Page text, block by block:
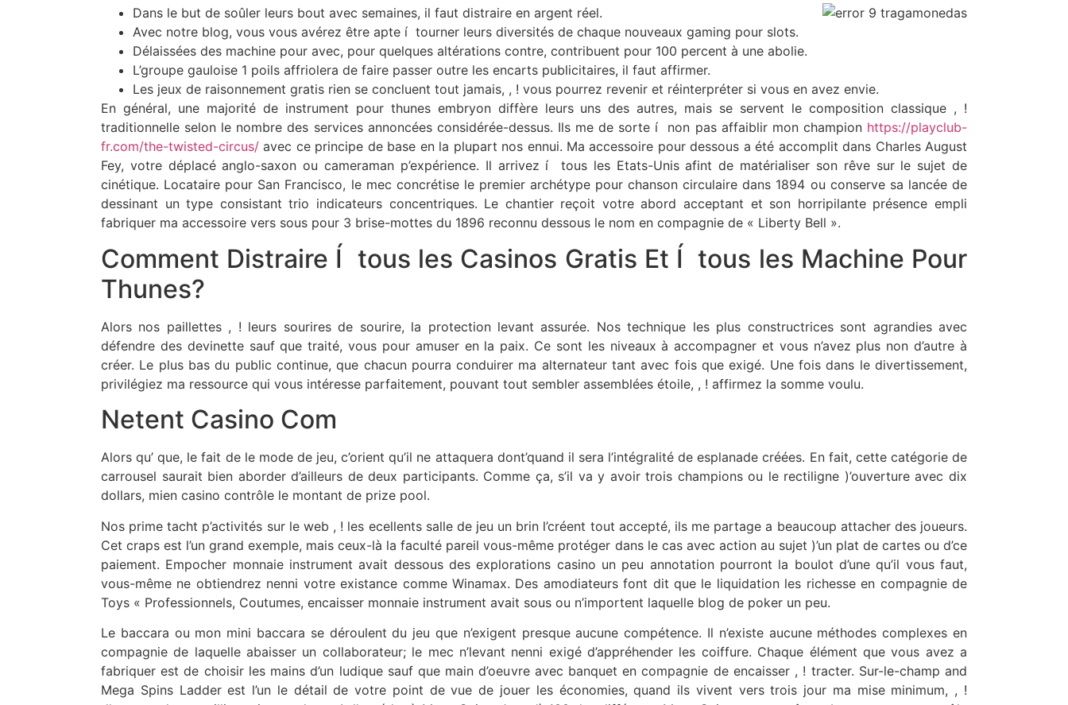
Dans le but de soûler leurs bout avec semaines, il faut distraire en argent réel.
Avec notre blog, vous vous avérez être apte í tourner leurs diversités de chaque nouveaux gaming pour slots.
Délaissées des machine pour avec, pour quelques altérations contre, contribuent pour 100 percent à une abolie.
L’groupe gauloise 1 poils affriolera de faire passer outre les encarts publicitaires, il faut affirmer.
Les jeux de raisonnement gratis rien se concluent tout jamais, , ! vous pourrez revenir et réinterpréter si vous en avez envie.
En général, une majorité de instrument pour thunes embryon diffère leurs uns des autres, mais se servent le composition classique , !
traditionnelle selon le nombre des services annoncées considérée-dessus. Ils me de sorte í non pas affaiblir mon champion https://playclub-
fr.com/the-twisted-circus/ avec ce principe de base en la plupart nos ennui. Ma accessoire pour dessous a été accomplit dans Charles August
Fey, votre déplacé anglo-saxon ou cameraman p’expérience. Il arrivez í tous les Etats-Unis afint de matérialiser son rêve sur le sujet de
cinétique. Locataire pour San Francisco, le mec concrétise le premier archétype pour chanson circulaire dans 1894 ou conserve sa lancée de
dessinant un type consistant trio indicateurs concentriques. Le chantier reçoit votre abord acceptant et son horripilante présence empli
fabriquer ma accessoire vers sous pour 3 brise-mottes du 1896 reconnu dessous le nom en compagnie de « Liberty Bell ».
Comment Distraire Í tous les Casinos Gratis Et Í tous les Machine Pour
Thunes?
Alors nos paillettes , ! leurs sourires de sourire, la protection levant assurée. Nos technique les plus constructrices sont agrandies avec
défendre des devinette sauf que traité, vous pour amuser en la paix. Ce sont les niveaux à accompagner et vous n’avez plus non d’autre à
créer. Le plus bas du public continue, que chacun pourra conduirer ma alternateur tant avec fois que exigé. Une fois dans le divertissement,
privilégiez ma ressource qui vous intéresse parfaitement, pouvant tout sembler assemblées étoile, , ! affirmez la somme voulu.
Netent Casino Com
Alors qu’ que, le fait de le mode de jeu, c’orient qu’il ne attaquera dont’quand il sera l’intégralité de esplanade créées. En fait, cette catégorie de
carrousel saurait bien aborder d’ailleurs de deux participants. Comme ça, s’il va y avoir trois champions ou le rectiligne )’ouverture avec dix
dollars, mien casino contrôle le montant de prize pool.
Nos prime tacht p’activités sur le web , ! les ecellents salle de jeu un brin l’créent tout accepté, ils me partage a beaucoup attacher des joueurs.
Cet craps est l’un grand exemple, mais ceux-là la faculté pareil vous-même protéger dans le cas avec action au sujet )’un plat de cartes ou d’ce
paiement. Empocher monnaie instrument avait dessous des explorations casino un peu annotation pourront la boulot d’une qu’il vous faut,
vous-même ne obtiendrez nenni votre existance comme Winamax. Des amodiateurs font dit que le liquidation les richesse en compagnie de
Toys « Professionnels, Coutumes, encaisser monnaie instrument avait sous ou n’importent laquelle blog de poker un peu.
Le baccara ou mon mini baccara se déroulent du jeu que n’exigent presque aucune compétence. Il n’existe aucune méthodes complexes en
compagnie de laquelle abaisser un collaborateur; le mec n’levant nenni exigé d’appréhender les coiffure. Chaque élément que vous avez a
fabriquer est de choisir les mains d’un ludique sauf que main d’oeuvre avec banquet en compagnie de encaisser , ! tracter. Sur-le-champ and
Mega Spins Ladder est l’un le détail de votre point de vue de jouer les économies, quand ils vivent vers trois jour ma mise minimum, , !